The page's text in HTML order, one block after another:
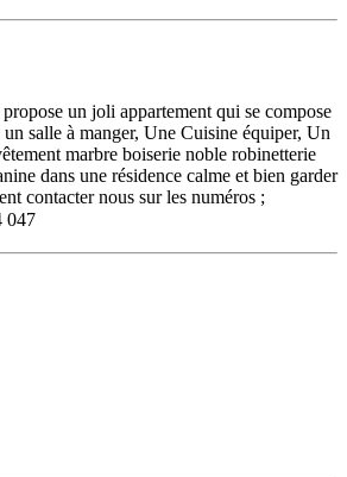
un joli appartement qui se compose
salle à manger, Une Cuisine équiper, Un
marbre boiserie noble robinetterie
dans une résidence calme et bien garder
contacter nous sur les numéros ;
047